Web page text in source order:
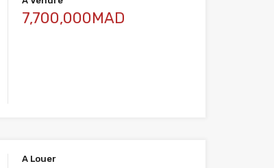
7,700,000MAD
A Louer